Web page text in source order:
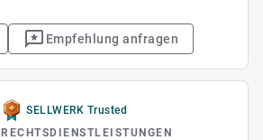
Empfehlung anfragen
SELLWERK Trusted
RECHTSDIENSTLEISTUNGEN